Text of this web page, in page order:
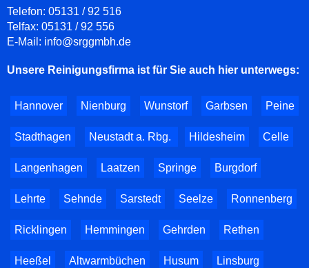
Telefon: 05131 / 92 516
Telfax: 05131 / 92 556
E-Mail: info@srggmbh.de
Unsere Reinigungsfirma ist für Sie auch hier unterwegs:
Hannover Nienburg Wunstorf Garbsen Peine
Stadthagen Neustadt a. Rbg. Hildesheim Celle
Langenhagen Laatzen Springe Burgdorf
Lehrte Sehnde Sarstedt Seelze Ronnenberg
Ricklingen Hemmingen Gehrden Rethen
Heeßel Altwarmbüchen Husum Linsburg